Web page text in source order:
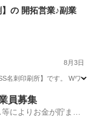
】の 開拓営業♪副業
8月3日
名刺印刷所】です。 Wワ
員募集
によりお金が貯まり